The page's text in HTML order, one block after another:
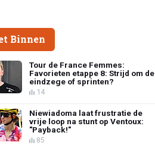
Binnen
Tour de France Femmes:
Favorieten etappe 8: Strijd om de
eindzege of sprinten?
14
Niewiadoma laat frustratie de
vrije loop na stunt op Ventoux:
"Payback!"
85